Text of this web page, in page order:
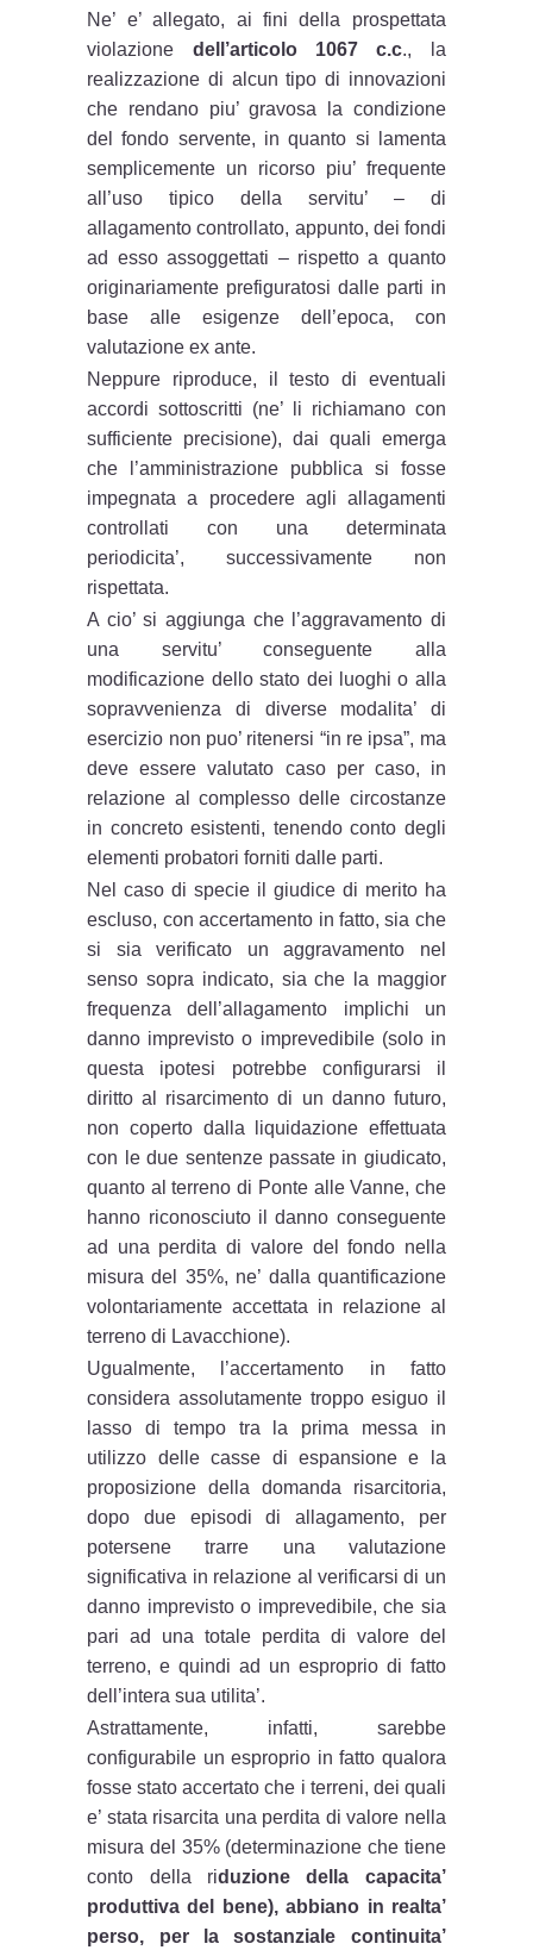
Ne’ e’ allegato, ai fini della prospettata
violazione dell’articolo 1067 c.c., la
realizzazione di alcun tipo di innovazioni
che rendano piu’ gravosa la condizione
del fondo servente, in quanto si lamenta
semplicemente un ricorso piu’ frequente
all’uso tipico della servitu’ – di
allagamento controllato, appunto, dei fondi
ad esso assoggettati – rispetto a quanto
originariamente prefiguratosi dalle parti in
base alle esigenze dell’epoca, con
valutazione ex ante.
Neppure riproduce, il testo di eventuali
accordi sottoscritti (ne’ li richiamano con
sufficiente precisione), dai quali emerga
che l’amministrazione pubblica si fosse
impegnata a procedere agli allagamenti
controllati con una determinata
periodicita’, successivamente non
rispettata.
A cio’ si aggiunga che l’aggravamento di
una servitu’ conseguente alla
modificazione dello stato dei luoghi o alla
sopravvenienza di diverse modalita’ di
esercizio non puo’ ritenersi “in re ipsa”, ma
deve essere valutato caso per caso, in
relazione al complesso delle circostanze
in concreto esistenti, tenendo conto degli
elementi probatori forniti dalle parti.
Nel caso di specie il giudice di merito ha
escluso, con accertamento in fatto, sia che
si sia verificato un aggravamento nel
senso sopra indicato, sia che la maggior
frequenza dell’allagamento implichi un
danno imprevisto o imprevedibile (solo in
questa ipotesi potrebbe configurarsi il
diritto al risarcimento di un danno futuro,
non coperto dalla liquidazione effettuata
con le due sentenze passate in giudicato,
quanto al terreno di Ponte alle Vanne, che
hanno riconosciuto il danno conseguente
ad una perdita di valore del fondo nella
misura del 35%, ne’ dalla quantificazione
volontariamente accettata in relazione al
terreno di Lavacchione).
Ugualmente, l’accertamento in fatto
considera assolutamente troppo esiguo il
lasso di tempo tra la prima messa in
utilizzo delle casse di espansione e la
proposizione della domanda risarcitoria,
dopo due episodi di allagamento, per
potersene trarre una valutazione
significativa in relazione al verificarsi di un
danno imprevisto o imprevedibile, che sia
pari ad una totale perdita di valore del
terreno, e quindi ad un esproprio di fatto
dell’intera sua utilita’.
Astrattamente, infatti, sarebbe
configurabile un esproprio in fatto qualora
fosse stato accertato che i terreni, dei quali
e’ stata risarcita una perdita di valore nella
misura del 35% (determinazione che tiene
conto della riduzione della capacita’
produttiva del bene), abbiano in realta’
perso, per la sostanziale continuita’